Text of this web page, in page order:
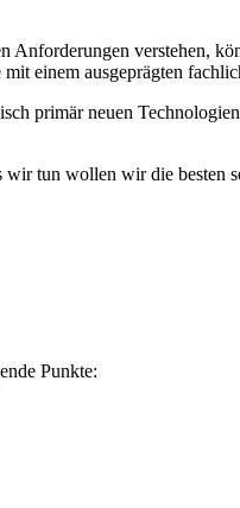
verstehen,
einem ausgeprägten
primär neuen
wir tun wollen wir die besten
Punkte: